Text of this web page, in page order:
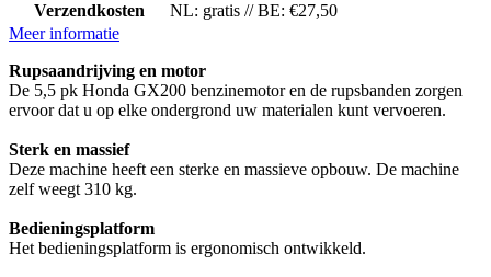
Verzendkosten
NL: gratis // BE: €27,50
Meer informatie
Rupsaandrijving en motor
De 5,5 pk Honda GX200 benzinemotor en de rupsbanden zorgen
ervoor dat u op elke ondergrond uw materialen kunt vervoeren.
Sterk en massief
Deze machine heeft een sterke en massieve opbouw. De machine
zelf weegt 310 kg.
Bedieningsplatform
Het bedieningsplatform is ergonomisch ontwikkeld.